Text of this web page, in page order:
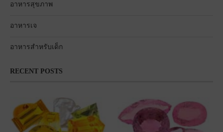
อาหารสุขภาพ
อาหารเจ
อาหารสำหรับเด็ก
RECENT POSTS